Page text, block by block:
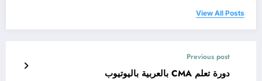
View All Posts
Previous post
دورة تعلم CMA بالعربية باليوتيوب